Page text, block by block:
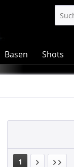
Basen Shots
1